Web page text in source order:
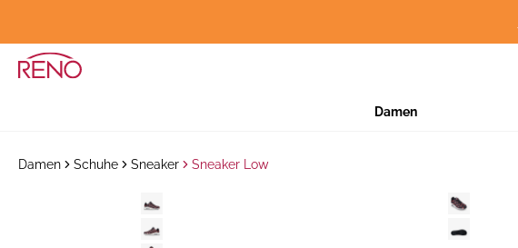
Damen
Damen Schuhe Sneaker Sneaker Low